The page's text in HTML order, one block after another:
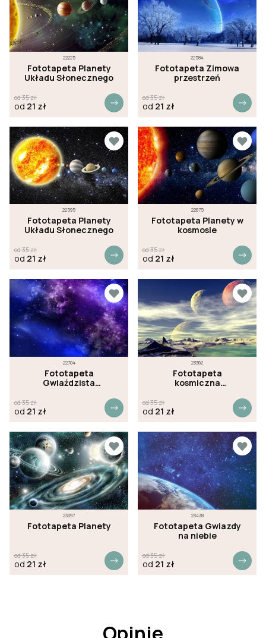
22225
Fototapeta Planety
Układu Słonecznego
od35zł
od 21 zł
22584
Fototapeta Zimowa
przestrzeń
od35zł
od 21 zł
22595
Fototapeta Planety
Układu Słonecznego
od35zł
od 21 zł
22675
Fototapeta Planety w
kosmosie
od35zł
od 21 zł
22704
Fototapeta
Gwiaździsta
od35zł
od 21 zł
23362
Fototapeta
kosmiczna
od35zł
od 21 zł
23397
Fototapeta Planety
od35zł
od 21 zł
23438
Fototapeta Gwiazdy
na niebie
od35zł
od 21 zł